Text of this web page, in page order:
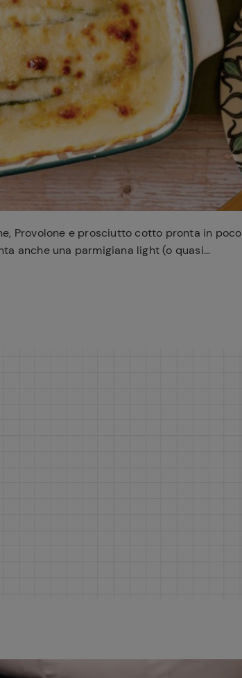
Tagliolini freschi con
limone nero bruciato,
Caciocavallo, burro e
scampi
Ricette di Plumcake:
tutte i modi per
prepararlo
Provolone e prosciutto cotto pronta in poco
anche una parmigiana light (o quasi...